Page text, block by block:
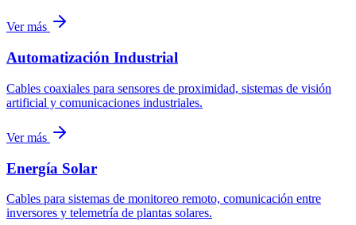
Ver más
Automatización Industrial
Cables coaxiales para sensores de proximidad, sistemas de visión
artificial y comunicaciones industriales.
Ver más
Energía Solar
Cables para sistemas de monitoreo remoto, comunicación entre
inversores y telemetría de plantas solares.